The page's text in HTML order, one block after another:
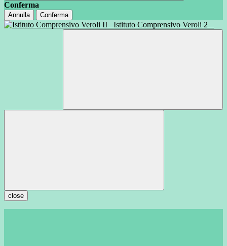
Conferma
Annulla Conferma
Istituto Comprensivo Veroli 2
close